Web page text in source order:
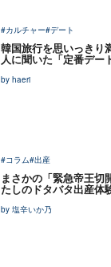
#カルチャー#デート
韓国旅行を思いっきり
人に聞いた「定番デー
by haeri
#コラム#出産
まさかの「緊急帝王
たしのドタバタ出産体
by 塩辛いか乃